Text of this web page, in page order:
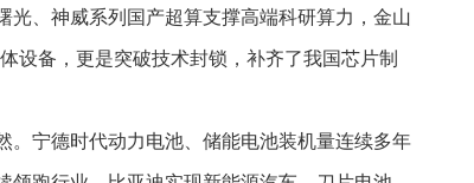
、神威系列国产超算支撑高端科研算力，金山
设备，更是突破技术封锁，补齐了我国芯片制
。宁德时代动力电池、储能电池装机量连续多年